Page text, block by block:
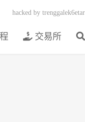
交易所
hacked by trenggalek6etar